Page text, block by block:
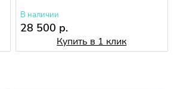
В наличии
28 500 р.
Купить в 1 клик